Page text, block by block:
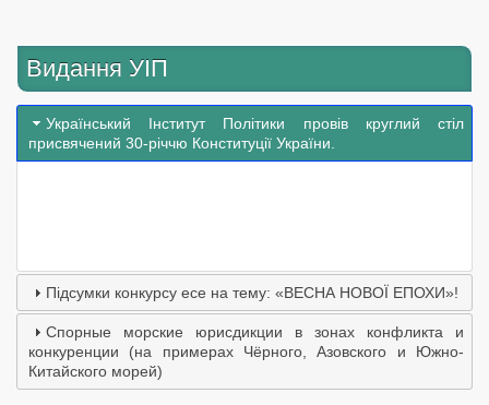
Видання УІП
Український Інститут Політики провів круглий стіл
присвячений 30-річчю Конституції України.
Підсумки конкурсу есе на тему: «ВЕСНА НОВОЇ ЕПОХИ»!
Спорные морские юрисдикции в зонах конфликта и
конкуренции (на примерах Чёрного, Азовского и Южно-
Китайского морей)